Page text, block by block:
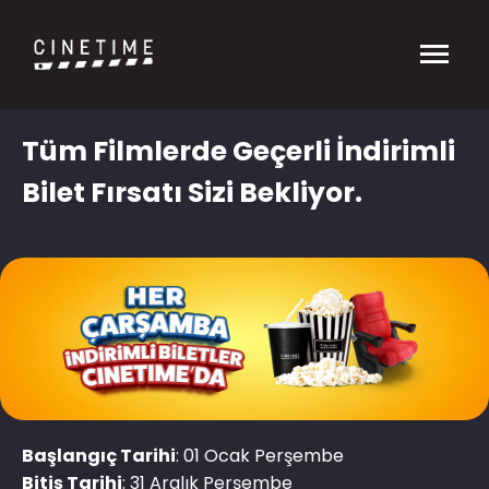
Tüm Filmlerde Geçerli İndirimli
Bilet Fırsatı Sizi Bekliyor.
Başlangıç Tarihi: 01 Ocak Perşembe
Bitiş Tarihi: 31 Aralık Perşembe